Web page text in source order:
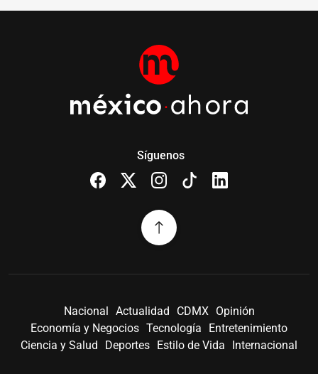
Síguenos
Nacional Actualidad CDMX
Opinión
Economía y Negocios Tecnología
Entretenimiento
Ciencia y Salud
Deportes Estilo de Vida Internacional